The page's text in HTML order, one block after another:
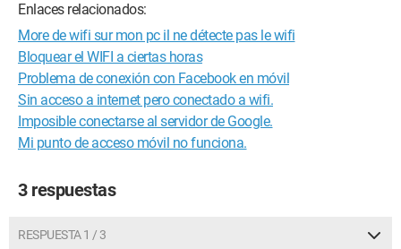
Enlaces relacionados:
More de wifi sur mon pc il ne détecte pas le wifi
Bloquear el WIFI a ciertas horas
Problema de conexión con Facebook en móvil
Sin acceso a internet pero conectado a wifi.
Imposible conectarse al servidor de Google.
Mi punto de acceso móvil no funciona.
3 respuestas
RESPUESTA 1 / 3